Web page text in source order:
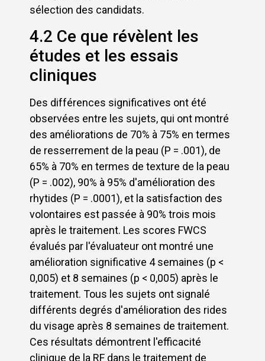
sélection des candidats.
4.2 Ce que révèlent les
études et les essais
cliniques
Des différences significatives ont été
observées entre les sujets, qui ont montré
des améliorations de 70% à 75% en termes
de resserrement de la peau (P = .001), de
65% à 70% en termes de texture de la peau
(P = .002), 90% à 95% d'amélioration des
rhytides (P = .0001), et la satisfaction des
volontaires est passée à 90% trois mois
après le traitement. Les scores FWCS
évalués par l'évaluateur ont montré une
amélioration significative 4 semaines (p <
0,005) et 8 semaines (p < 0,005) après le
traitement. Tous les sujets ont signalé
différents degrés d'amélioration des rides
du visage après 8 semaines de traitement.
Ces résultats démontrent l'efficacité
clinique de la RF dans le traitement de